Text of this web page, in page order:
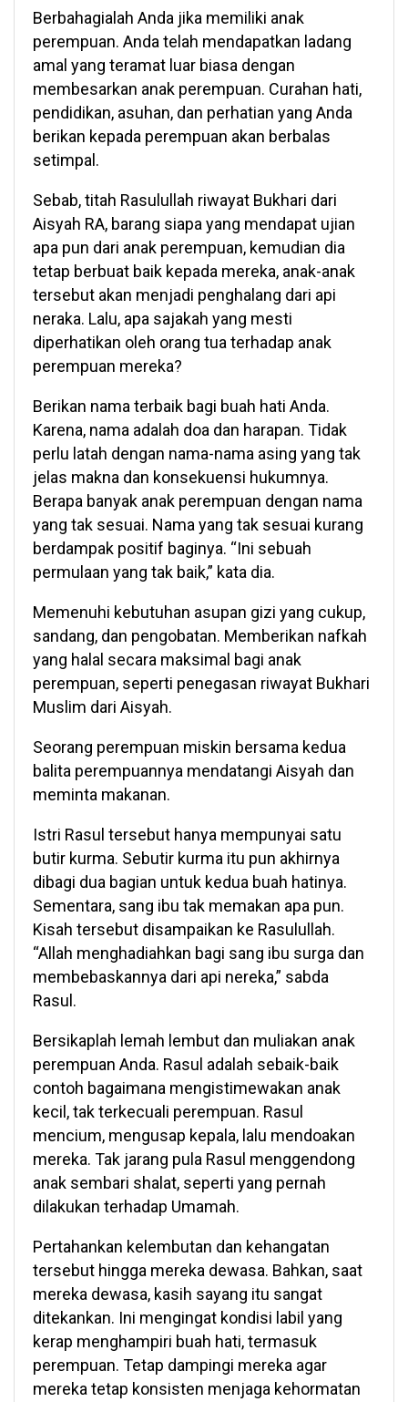
Berbahagialah Anda jika memiliki anak
perempuan. Anda telah mendapatkan ladang
amal yang teramat luar biasa dengan
membesarkan anak perempuan. Curahan hati,
pendidikan, asuhan, dan perhatian yang Anda
berikan kepada perempuan akan berbalas
setimpal.
Sebab, titah Rasulullah riwayat Bukhari dari
Aisyah RA, barang siapa yang mendapat ujian
apa pun dari anak perempuan, kemudian dia
tetap berbuat baik kepada mereka, anak-anak
tersebut akan menjadi penghalang dari api
neraka. Lalu, apa sajakah yang mesti
diperhatikan oleh orang tua terhadap anak
perempuan mereka?
Berikan nama terbaik bagi buah hati Anda.
Karena, nama adalah doa dan harapan. Tidak
perlu latah dengan nama-nama asing yang tak
jelas makna dan konsekuensi hukumnya.
Berapa banyak anak perempuan dengan nama
yang tak sesuai. Nama yang tak sesuai kurang
berdampak positif baginya. “Ini sebuah
permulaan yang tak baik,” kata dia.
Memenuhi kebutuhan asupan gizi yang cukup,
sandang, dan pengobatan. Memberikan nafkah
yang halal secara maksimal bagi anak
perempuan, seperti penegasan riwayat Bukhari
Muslim dari Aisyah.
Seorang perempuan miskin bersama kedua
balita perempuannya mendatangi Aisyah dan
meminta makanan.
Istri Rasul tersebut hanya mempunyai satu
butir kurma. Sebutir kurma itu pun akhirnya
dibagi dua bagian untuk kedua buah hatinya.
Sementara, sang ibu tak memakan apa pun.
Kisah tersebut disampaikan ke Rasulullah.
“Allah menghadiahkan bagi sang ibu surga dan
membebaskannya dari api nereka,” sabda
Rasul.
Bersikaplah lemah lembut dan muliakan anak
perempuan Anda. Rasul adalah sebaik-baik
contoh bagaimana mengistimewakan anak
kecil, tak terkecuali perempuan. Rasul
mencium, mengusap kepala, lalu mendoakan
mereka. Tak jarang pula Rasul menggendong
anak sembari shalat, seperti yang pernah
dilakukan terhadap Umamah.
Pertahankan kelembutan dan kehangatan
tersebut hingga mereka dewasa. Bahkan, saat
mereka dewasa, kasih sayang itu sangat
ditekankan. Ini mengingat kondisi labil yang
kerap menghampiri buah hati, termasuk
perempuan. Tetap dampingi mereka agar
mereka tetap konsisten menjaga kehormatan